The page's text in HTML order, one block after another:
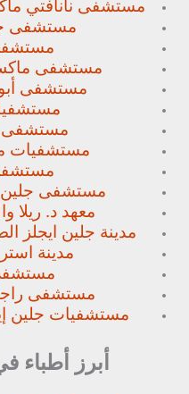
مستشفى نانافتي
مستشفى
مستشفى
مستشفى
مستشفى
مستشفيات
مستشفى
مستشفى جلين
معهد د. ريلا
مدينة جلين ايجلز
مدينة استر
مستشفى
مستشفيات جلين
أبرز أطباء